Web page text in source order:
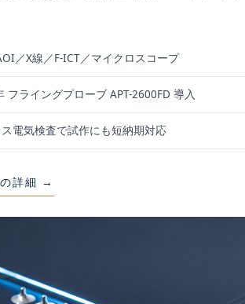
／X線／F-ICT／マイクロスコープ
フライングプローブ APT-2600FD 導入
電気検査で試作にも短納期対応
詳細 →